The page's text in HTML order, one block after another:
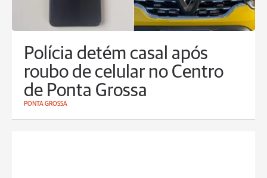
Polícia detém casal após
roubo de celular no Centro
de Ponta Grossa
PONTA GROSSA